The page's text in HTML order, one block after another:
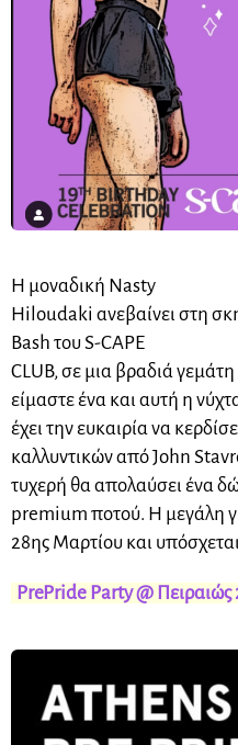
Η μοναδική Nasty
Hiloudaki ανεβαίνει στη
Bash του S-CAPE
CLUB, σε μια βραδιά
είμαστε ένα και αυτή η
έχει την ευκαιρία να
καλλυντικών από John
τυχερή θα απολαύσει ένα
premium ποτού. Η μεγάλη
28ης Μαρτίου και
PrePride Party @ Πειραιώς